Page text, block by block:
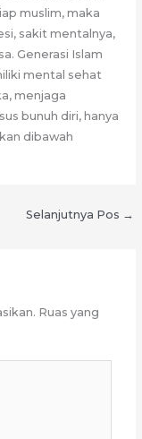
muslim, maka
sakit mentalnya,
Generasi Islam
mental sehat
menjaga
bunuh diri, hanya
dibawah
Selanjutnya Pos →
Ruas yang